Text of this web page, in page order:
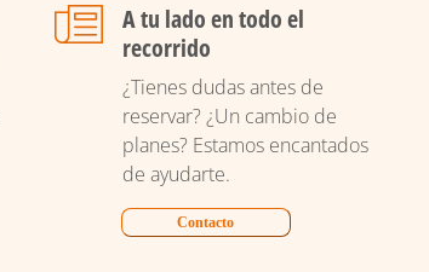
A tu lado en todo el
recorrido
¿Tienes dudas antes de
reservar? ¿Un cambio de
planes? Estamos encantados
de ayudarte.
Contacto